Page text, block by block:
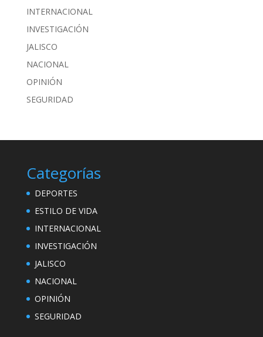
INTERNACIONAL
INVESTIGACIÓN
JALISCO
NACIONAL
OPINIÓN
SEGURIDAD
Categorías
DEPORTES
ESTILO DE VIDA
INTERNACIONAL
INVESTIGACIÓN
JALISCO
NACIONAL
OPINIÓN
SEGURIDAD